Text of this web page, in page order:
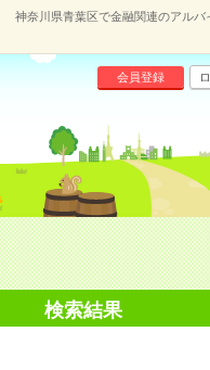
神奈川県青葉区で金融関連のアル
会員登録
検索結果